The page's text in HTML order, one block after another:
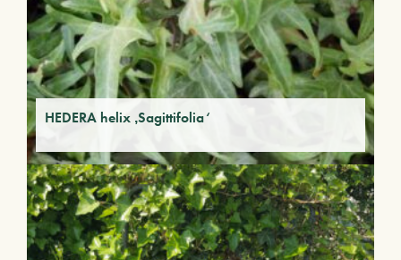
HEDERA helix ‚Sagittifolia‘